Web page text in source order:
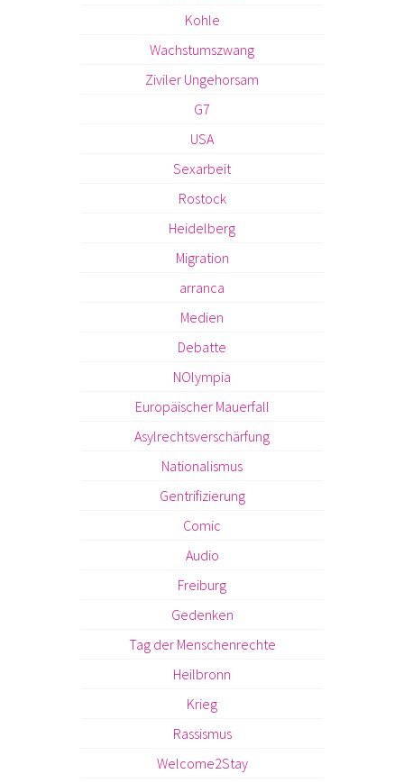
Kohle
Wachstumszwang
Ziviler Ungehorsam
G7
USA
Sexarbeit
Rostock
Heidelberg
Migration
arranca
Medien
Debatte
NOlympia
Europäischer Mauerfall
Asylrechtsverschärfung
Nationalismus
Gentrifizierung
Comic
Audio
Freiburg
Gedenken
Tag der Menschenrechte
Heilbronn
Krieg
Rassismus
Welcome2Stay